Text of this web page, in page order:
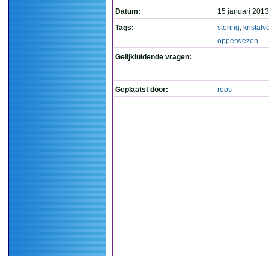
Datum:
15 januari
Tags:
storing,
opperwezen
Gelijkluidende vragen:
Geplaatst door: roos